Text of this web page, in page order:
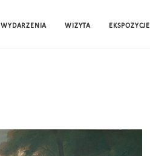
WYDARZENIA WIZYTA EKSPOZYCJE